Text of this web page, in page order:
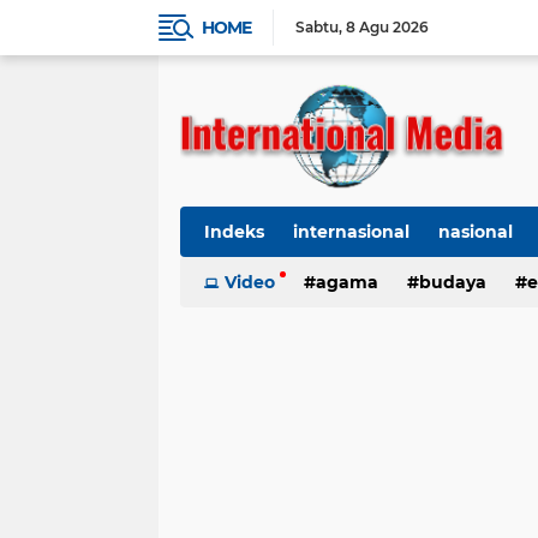
HOME Sabtu 8 Agu 2026
Indeks internasional nasional
Ekbis TNI-Polri Organisasi
Video agama budaya